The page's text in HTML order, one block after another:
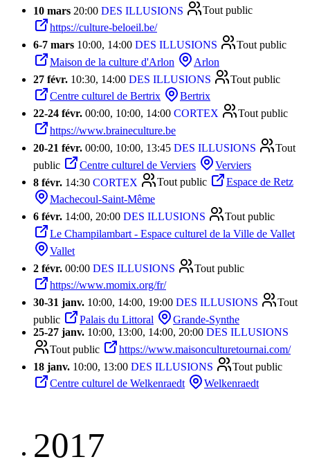
10 mars 20:00 DES ILLUSIONS
Tout public
https://culture-beloeil.be/
6-7 mars 10:00, 14:00 DES ILLUSIONS
Tout public
Maison de la culture d'Arlon
Arlon
27 févr. 10:30, 14:00 DES ILLUSIONS
Tout public
Centre culturel de Bertrix
Bertrix
22-24 févr. 00:00, 10:00, 14:00 CORTEX
Tout public
https://www.braineculture.be
20-21 févr. 00:00, 10:00, 13:45 DES ILLUSIONS
Tout
public
Centre culturel de Verviers
Verviers
8 févr. 14:30 CORTEX Tout public
Espace de Retz
Machecoul-Saint-Même
6 févr. 14:00, 20:00 DES ILLUSIONS
Tout public
Le Champilambart - Espace culturel de la Ville de Vallet
Vallet
2 févr. 00:00 DES ILLUSIONS
Tout public
https://www.momix.org/fr/
30-31 janv. 10:00, 14:00, 19:00 DES ILLUSIONS
Tout
public
Palais du Littoral
Grande-Synthe
25-27 janv. 10:00, 13:00, 14:00, 20:00 DES ILLUSIONS
Tout public
https://www.maisonculturetournai.com/
18 janv. 10:00, 13:00 DES ILLUSIONS
Tout public
Centre culturel de Welkenraedt
Welkenraedt
2017